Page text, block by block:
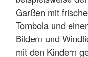
Garßen mit
Tombola und
Bildern und
mit den Kindern